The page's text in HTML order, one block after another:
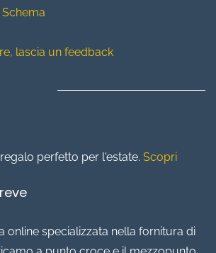
lascia un feedback
perfetto per l'estate. Scopri
online specializzata nella fornitura di